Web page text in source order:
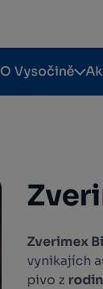
O Vysočině
Zverimex
vynikajích
pivo z